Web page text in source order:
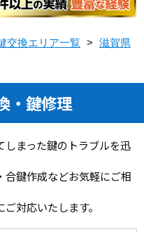
交換エリア一覧 > 滋賀県
・鍵修理
まった鍵のトラブルを迅
鍵作成などお気軽にご相
対応いたします。